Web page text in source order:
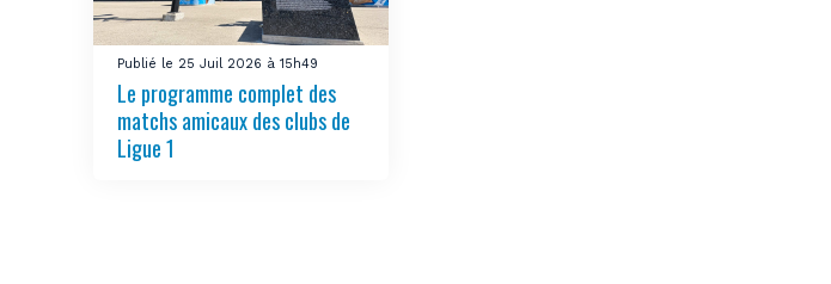
Publié le 25 Juil 2026 à 15h49
Le programme complet des
matchs amicaux des clubs de
Ligue 1